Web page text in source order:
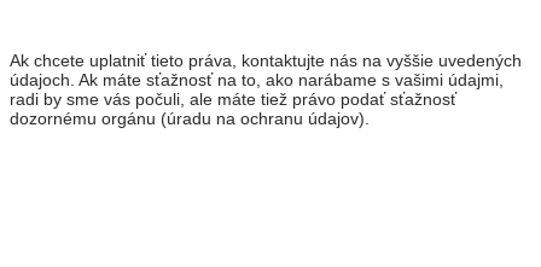
Ak chcete uplatniť tieto práva, kontaktujte nás na vyššie uvedených
údajoch. Ak máte sťažnosť na to, ako narábame s vašimi údajmi,
radi by sme vás počuli, ale máte tiež právo podať sťažnosť
dozornému orgánu (úradu na ochranu údajov).